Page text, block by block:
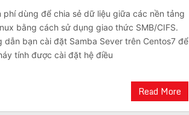
phí dùng để chia sẻ dữ liệu giữa các nền tảng
bằng cách sử dụng giao thức SMB/CIFS.
dẫn bạn cài đặt Samba Sever trên Centos7 để
tính được cài đặt hệ điều
Read More